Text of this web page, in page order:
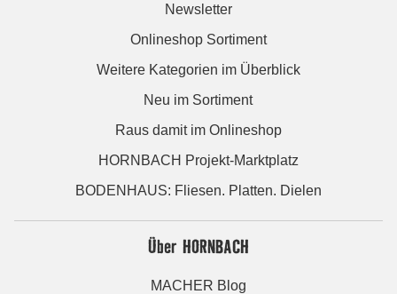
Newsletter
Onlineshop Sortiment
Weitere Kategorien im Überblick
Neu im Sortiment
Raus damit im Onlineshop
HORNBACH Projekt-Marktplatz
BODENHAUS: Fliesen. Platten. Dielen
Über HORNBACH
MACHER Blog